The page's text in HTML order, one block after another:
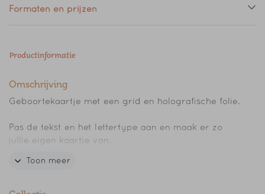
Formaten en prijzen
Productinformatie
Omschrijving
Geboortekaartje met een grid en holografische folie.
Pas de tekst en het lettertype aan en maak er zo
jullie eigen kaartje van.
Wil je dit kaartje liever in een ander formaat of als
Toon meer